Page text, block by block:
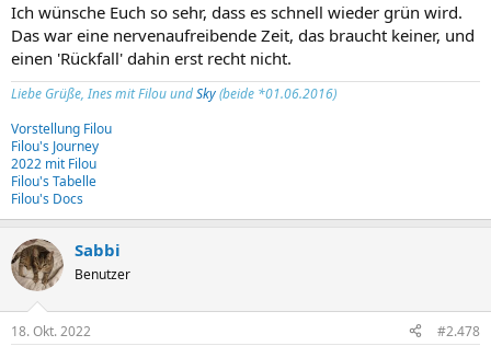
Ich wünsche Euch so sehr, dass es schnell wieder grün wird.
Das war eine nervenaufreibende Zeit, das braucht keiner, und
einen 'Rückfall' dahin erst recht nicht.
Liebe Grüße, Ines mit Filou undSky(beide *01.06.2016)
Vorstellung Filou
Filou's Journey
2022 mit Filou
Filou's Tabelle
Filou's Docs
Sabbi
Benutzer
18. Okt. 2022 #2.478